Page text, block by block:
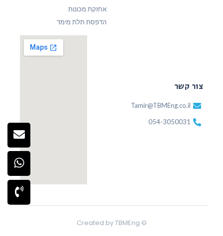
אחזקת מכונות
הדפסת תלת מימד
צור קשר
Tamir@TBMEng.co.il
054-3050031
© Created by TBMEng